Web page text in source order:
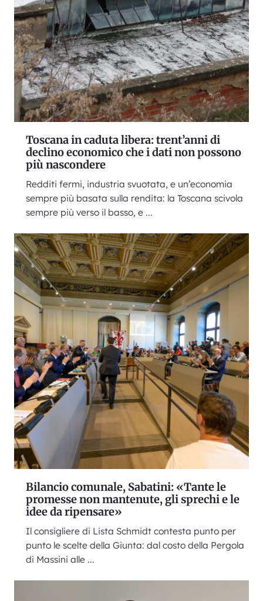
Toscana in caduta libera: trent’anni di
declino economico che i dati non possono
più nascondere
Redditi fermi, industria svuotata, e un’economia
sempre più basata sulla rendita: la Toscana scivola
sempre più verso il basso, e ...
Bilancio comunale, Sabatini: «Tante le
promesse non mantenute, gli sprechi e le
idee da ripensare»
Il consigliere di Lista Schmidt contesta punto per
punto le scelte della Giunta: dal costo della Pergola
di Massini alle ...